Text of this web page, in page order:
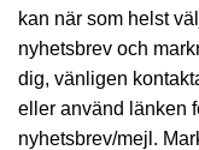
kan när som helst
nyhetsbrev och
dig, vänligen
eller använd länken
nyhetsbrev/mejl.